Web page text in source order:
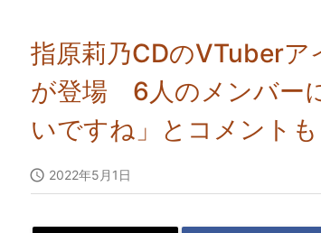
指原莉乃CDのVTuberア
が登場 6人のメンバー
いですね」とコメントも
 2022年5月1日